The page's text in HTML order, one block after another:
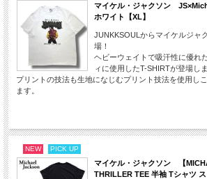
マイケル・ジャクソン
ホワイト【XL】
JUNKKSOULからマイケルジャ
場！
ヘビーウェイトで吸汗性に優れ
ィに使用したT-SHIRTが登場しま
プリントの技法も生地になじむプリント技法を使用し
ます。
NEW PICK UP
マイケル・ジャクソン 【
THRILLER TEE 半袖 Tシャツ